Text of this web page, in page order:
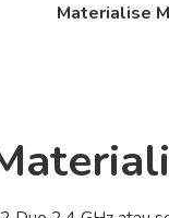
Materialise